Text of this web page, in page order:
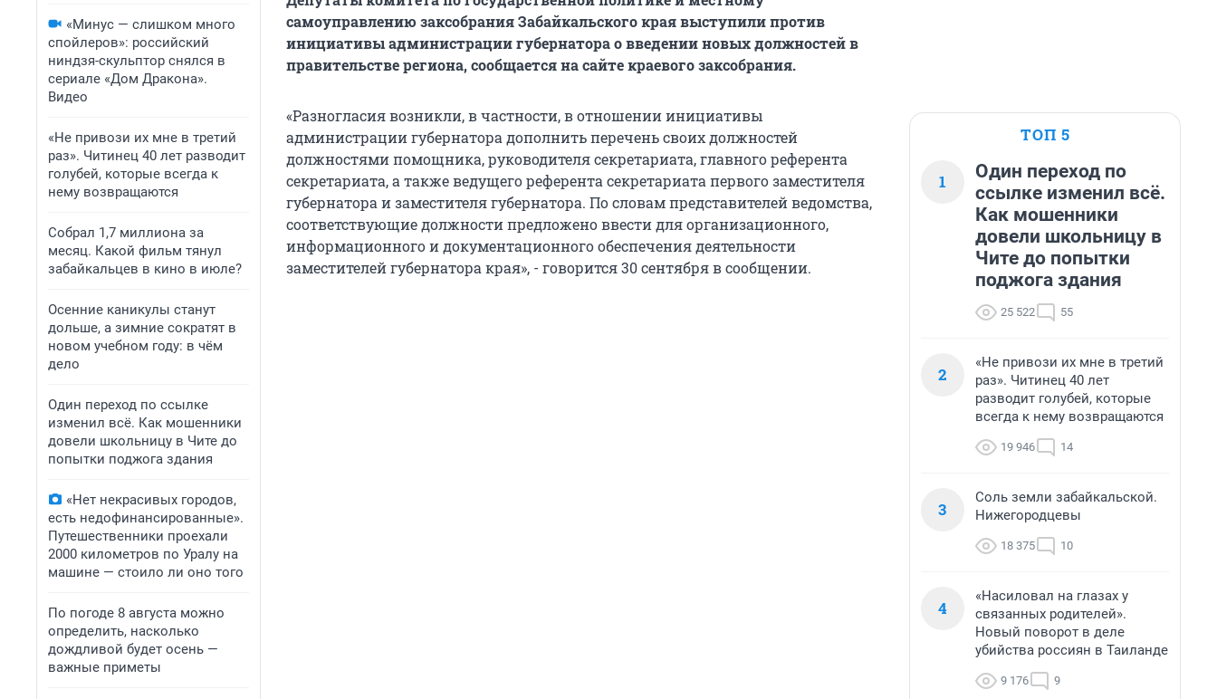
«Минус — слишком много
спойлеров»: российский
ниндзя-скульптор снялся в
сериале «Дом Дракона».
Видео
«Не привози их мне в третий
раз». Читинец 40 лет разводит
голубей, которые всегда к
нему возвращаются
Собрал 1,7 миллиона за
месяц. Какой фильм тянул
забайкальцев в кино в июле?
Осенние каникулы станут
дольше, а зимние сократят в
новом учебном году: в чём
дело
Один переход по ссылке
изменил всё. Как мошенники
довели школьницу в Чите до
попытки поджога здания
«Нет некрасивых городов,
есть недофинансированные».
Путешественники проехали
2000 километров по Уралу на
машине — стоило ли оно того
По погоде 8 августа можно
определить, насколько
дождливой будет осень —
важные приметы
самоуправлению заксобрания Забайкальского края выступили против
инициативы администрации губернатора о введении новых должностей в
правительстве региона, сообщается на сайте краевого заксобрания.
«Разногласия возникли, в частности, в отношении инициативы
администрации губернатора дополнить перечень своих должностей
должностями помощника, руководителя секретариата, главного референта
секретариата, а также ведущего референта секретариата первого заместителя
губернатора и заместителя губернатора. По словам представителей ведомства,
соответствующие должности предложено ввести для организационного,
информационного и документационного обеспечения деятельности
заместителей губернатора края», - говорится 30 сентября в сообщении.
ТОП 5
1
Один переход по
ссылке изменил всё.
Как мошенники
довели школьницу в
Чите до попытки
поджога здания
25 522 55
2
«Не привози их мне в третий
раз». Читинец 40 лет
разводит голубей, которые
всегда к нему возвращаются
19 946 14
3
Соль земли забайкальской.
Нижегородцевы
18 375 10
4
«Насиловал на глазах у
связанных родителей».
Новый поворот в деле
убийства россиян в Таиланде
9 176 9